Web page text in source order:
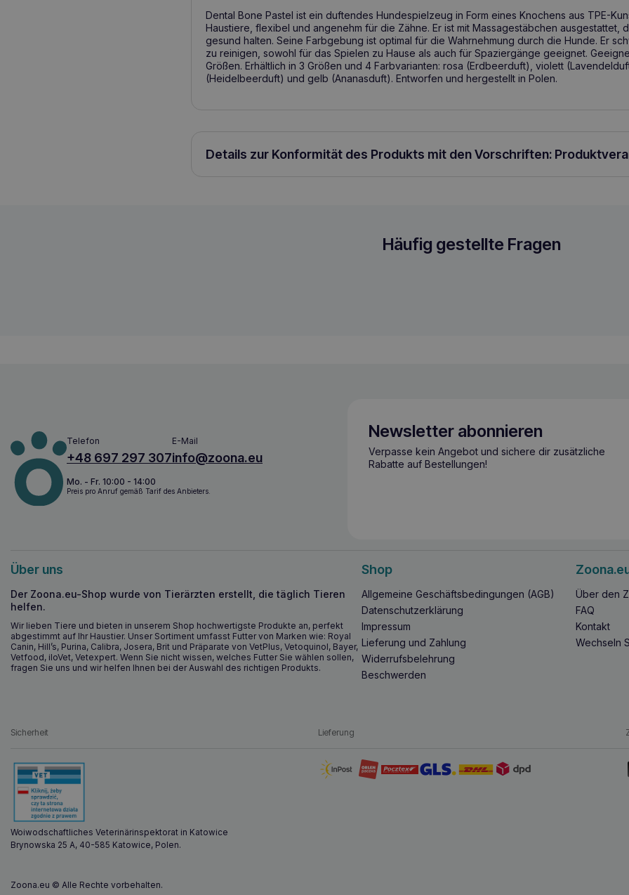
Dental Bone Pastel ist ein duftendes Hundespielzeug in Form eines Knochens aus TPE-
Haustiere, flexibel und angenehm für die Zähne. Er ist mit Massagestäbchen ausgestattet,
gesund halten. Seine Farbgebung ist optimal für die Wahrnehmung durch die Hunde. Er
zu reinigen, sowohl für das Spielen zu Hause als auch für Spaziergänge geeignet.
Größen. Erhältlich in 3 Größen und 4 Farbvarianten: rosa (Erdbeerduft), violett
(Heidelbeerduft) und gelb (Ananasduft). Entworfen und hergestellt in Polen.
Details zur Konformität des Produkts mit den Vorschriften:
Häufig gestellte Fragen
Telefon
+48 697 297 307
E-Mail
info@zoona.eu
Mo. - Fr. 10:00 - 14:00
Preis pro Anruf gemäß Tarif des Anbieters.
Newsletter abonnieren
Verpasse kein Angebot und sichere dir zusätzliche
Rabatte auf Bestellungen!
Über uns
Der Zoona.eu-Shop wurde von Tierärzten erstellt, die täglich Tieren
helfen.
Wir lieben Tiere und bieten in unserem Shop hochwertigste Produkte an, perfekt
abgestimmt auf Ihr Haustier. Unser Sortiment umfasst Futter von Marken wie: Royal
Canin, Hill’s, Purina, Calibra, Josera, Brit und Präparate von VetPlus, Vetoquinol, Bayer,
Vetfood, iloVet, Vetexpert. Wenn Sie nicht wissen, welches Futter Sie wählen sollen,
fragen Sie uns und wir helfen Ihnen bei der Auswahl des richtigen Produkts.
Shop
Allgemeine Geschäftsbedingungen (AGB)
Datenschutzerklärung
Impressum
Lieferung und Zahlung
Widerrufsbelehrung
Beschwerden
Über den
FAQ
Kontakt
Wechseln
Sicherheit
Woiwodschaftliches Veterinärinspektorat in Katowice
Brynowska 25 A, 40-585 Katowice, Polen.
Lieferung
Zoona.eu © Alle Rechte vorbehalten.